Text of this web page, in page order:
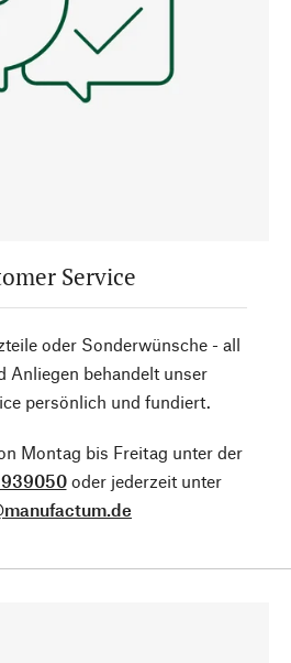
Service
oder Sonderwünsche - all
Anliegen behandelt unser
persönlich und fundiert.
Montag bis Freitag unter der
oder jederzeit unter